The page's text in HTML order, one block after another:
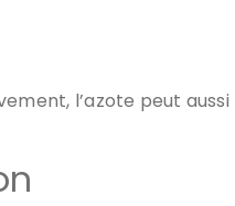
l’azote peut